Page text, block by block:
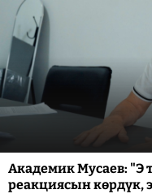
Академик Мусаев: "Э
реакциясын көрдүк,